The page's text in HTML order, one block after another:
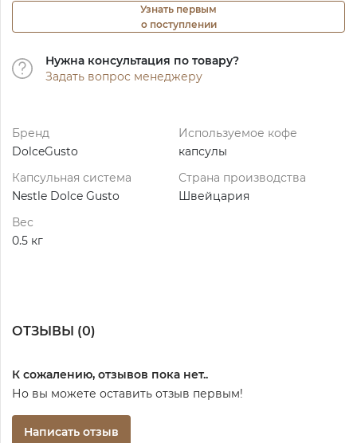
Узнать первым
о поступлении
Нужна консультация по товару?
Задать вопрос менеджеру
Бренд
DolceGusto
Используемое кофе
капсулы
Капсульная система
Nestle Dolce Gusto
Страна производства
Швейцария
Вес
0.5 кг
ОТЗЫВЫ (0)
К сожалению, отзывов пока нет..
Но вы можете оставить отзыв первым!
Написать отзыв